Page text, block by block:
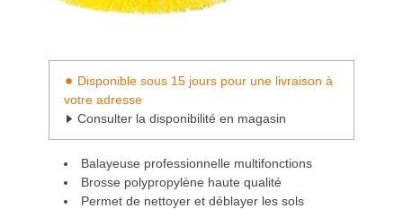
Disponible sous 15 jours pour une livraison à
votre adresse
Consulter la disponibilité en magasin
Balayeuse professionnelle multifonctions
Brosse polypropylène haute qualité
Permet de nettoyer et déblayer les sols